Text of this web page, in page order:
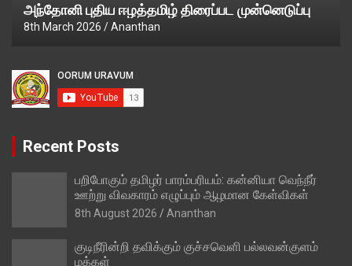
அந்தோனி புதிய ஈழத்தமிழ் திரைப்பட முன்னெடுப்பு
8th March 2026 Ananthan
Recent Posts
பறிபோகும் தமிழர் பாரம்பரியம்: கன்னியா வெந்நீர்
ஊற்று விவகாரம் எழுப்பும் ஆழமான கேள்விகள்
8th August 2026 Ananthan
குடிநீரின்றி தவிக்கும் குச்சவெளி பல்லவன்குளம்
மக்கள்